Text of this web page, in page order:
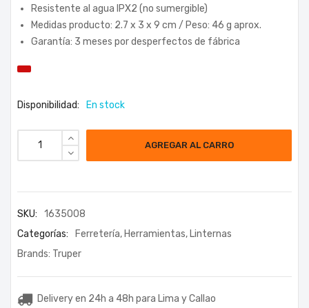
Resistente al agua IPX2 (no sumergible)
Medidas producto: 2.7 x 3 x 9 cm / Peso: 46 g aprox.
Garantía: 3 meses por desperfectos de fábrica
Disponibilidad: En stock
AGREGAR AL CARRO
SKU:
1635008
Categorías:
Ferretería, Herramientas, Linternas
Brands: Truper
Delivery en 24h a 48h para Lima y Callao